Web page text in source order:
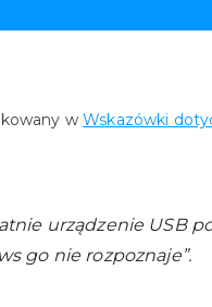
wWskazówki
urządzenie USB
go nie rozpoznaje”.